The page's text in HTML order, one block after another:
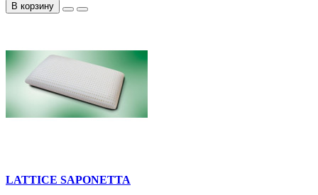
В корзину
LATTICE SAPONETTA